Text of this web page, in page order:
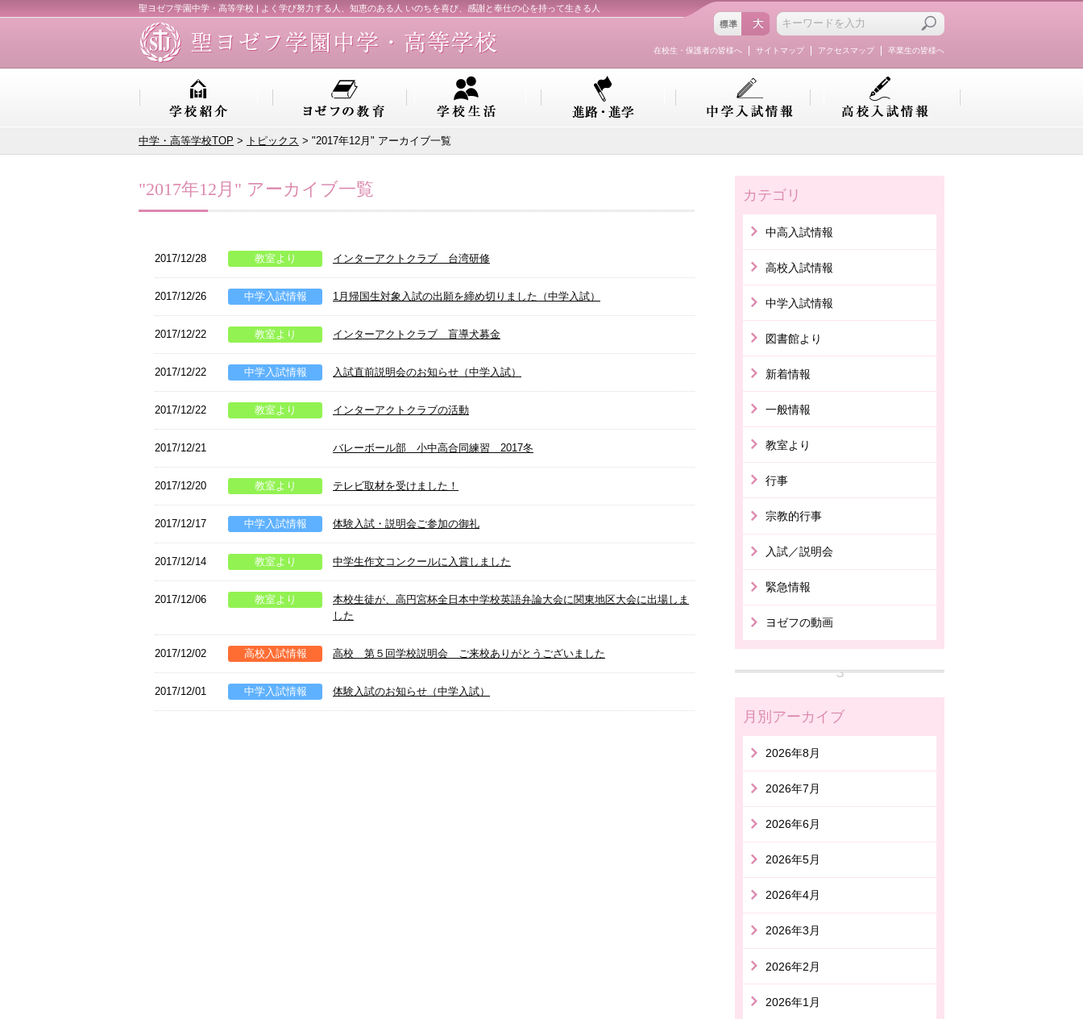
聖ヨゼフ学園中学・高等学校 | よく学び努力する人、知恵のある人 いのちを喜び、感謝と奉仕の心を持って生きる人
卒業生の皆様へ
アクセスマップ
サイトマップ
在校生・保護者の皆様へ
中学・高等学校TOP > トピックス > "2017年12月" アーカイブ一覧
"2017年12月" アーカイブ一覧
2017/12/28 教室より インターアクトクラブ 台湾研修
2017/12/26 中学入試情報 1月帰国生対象入試の出願を締め切りました（中学入試）
2017/12/22 教室より インターアクトクラブ 盲導犬募金
2017/12/22 中学入試情報 入試直前説明会のお知らせ（中学入試）
2017/12/22 教室より インターアクトクラブの活動
2017/12/21 バレーボール部 小中高合同練習 2017冬
2017/12/20 教室より テレビ取材を受けました！
2017/12/17 中学入試情報 体験入試・説明会ご参加の御礼
2017/12/14 教室より 中学生作文コンクールに入賞しました
2017/12/06 教室より
本校生徒が、高円宮杯全日本中学校英語弁論大会に関東地区大会に出場しま
した
2017/12/02 高校入試情報 高校 第５回学校説明会 ご来校ありがとうございました
2017/12/01 中学入試情報 体験入試のお知らせ（中学入試）
カテゴリ
中高入試情報
高校入試情報
中学入試情報
図書館より
新着情報
一般情報
教室より
行事
宗教的行事
入試／説明会
緊急情報
ヨゼフの動画
月別アーカイブ
2026年8月
2026年7月
2026年6月
2026年5月
2026年4月
2026年3月
2026年2月
2026年1月